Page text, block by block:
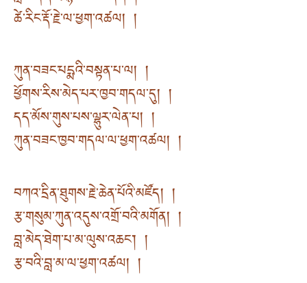
ཚེ་རིང་རྡོ་རྗེ་ལ་ཕྱག་འཚལ། །
ཀུན་བཟང་པདྨའི་བསྟན་པ་ལ། །
ཕྱོགས་རིས་མེད་པར་ཁྱབ་གདལ་དུ། །
དད་མོས་གུས་པས་ལྷུར་ལེན་པ། །
ཀུན་བཟང་ཁྱབ་གདལ་ལ་ཕྱག་འཚལ། །
བཀའ་དྲིན་ཐུགས་རྗེ་ཆེན་པོའི་མཛོད། །
རྩ་གསུམ་ཀུན་འདུས་འགྲོ་བའི་མགོན། །
བླ་མེད་ཐེག་པ་མ་ལུས་འཆང༌། །
རྩ་བའི་བླ་མ་ལ་ཕྱག་འཚལ། །